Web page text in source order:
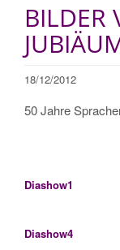
BILDER
18/12/2012
50 Jahre
Diashow1
Diashow4